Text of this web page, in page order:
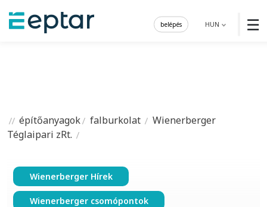
☰
HUN
belépés
építőanyagok falburkolat
Wienerberger
Téglaipari zRt.
Wienerberger Hírek
Wienerberger csomópontok